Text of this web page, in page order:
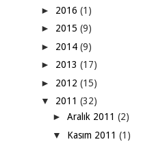
► 2016 (1)
► 2015 (9)
► 2014 (9)
► 2013 (17)
► 2012 (15)
▼ 2011 (32)
► Aralık 2011 (2)
▼ Kasım 2011 (1)